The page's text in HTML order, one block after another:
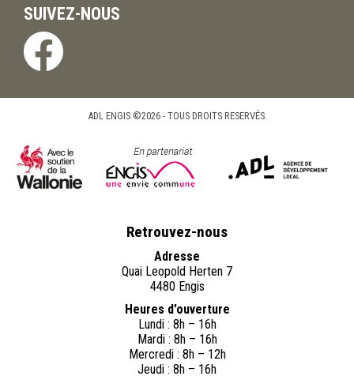
SUIVEZ-NOUS
ADL ENGIS ©2026 - TOUS DROITS RESERVÉS.
Retrouvez-nous
Adresse
Quai Leopold Herten 7
4480 Engis
Heures d’ouverture
Lundi : 8h – 16h
Mardi : 8h – 16h
Mercredi : 8h – 12h
Jeudi : 8h – 16h